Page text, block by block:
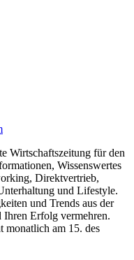
Wirtschaftszeitung für den
Wissenswertes
Direktvertrieb,
und Lifestyle.
und Trends aus der
Ihren Erfolg vermehren.
am 15. des